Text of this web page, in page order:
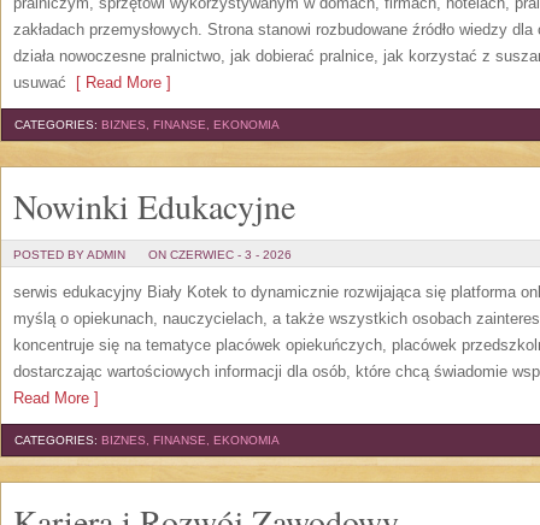
zakładach przemysłowych. Strona stanowi rozbudowane źródło wiedzy
działa nowoczesne pralnictwo, jak dobierać pralnice, jak korzystać z
usuwać [ Read More ]
CATEGORIES: BIZNES, FINANSE, EKONOMIA
Nowinki Edukacyjne
POSTED BY ADMIN ON CZERWIEC - 3 - 2026
serwis edukacyjny Biały Kotek to dynamicznie rozwijająca się platforma
myślą o opiekunach, nauczycielach, a także wszystkich osobach
koncentruje się na tematyce placówek opiekuńczych, placówek
dostarczając wartościowych informacji dla osób, które chcą świadomie
Read More ]
CATEGORIES: BIZNES, FINANSE, EKONOMIA